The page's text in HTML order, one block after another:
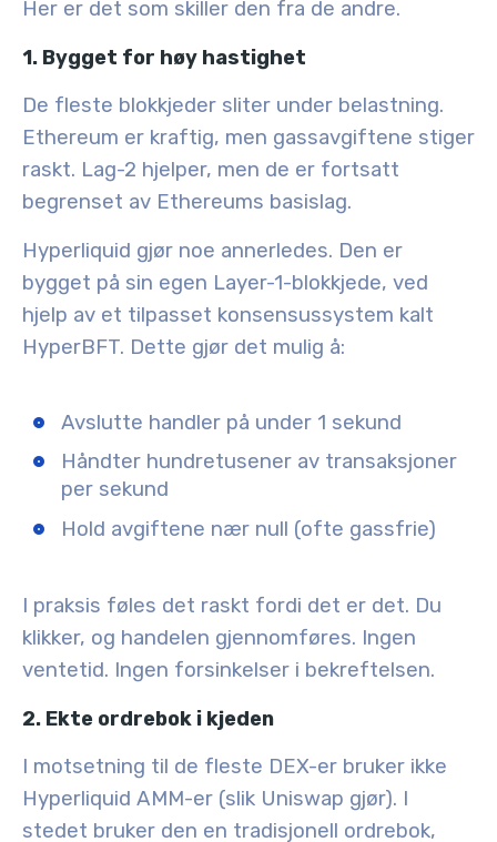
Her er det som skiller den fra de andre.
1. Bygget for høy hastighet
De fleste blokkjeder sliter under belastning.
Ethereum er kraftig, men gassavgiftene stiger
raskt. Lag-2 hjelper, men de er fortsatt
begrenset av Ethereums basislag.
Hyperliquid gjør noe annerledes. Den er
bygget på sin egen Layer-1-blokkjede, ved
hjelp av et tilpasset konsensussystem kalt
HyperBFT. Dette gjør det mulig å:
Avslutte handler på under 1 sekund
Håndter hundretusener av transaksjoner
per sekund
Hold avgiftene nær null (ofte gassfrie)
I praksis føles det raskt fordi det er det. Du
klikker, og handelen gjennomføres. Ingen
ventetid. Ingen forsinkelser i bekreftelsen.
2. Ekte ordrebok i kjeden
I motsetning til de fleste DEX-er bruker ikke
Hyperliquid AMM-er (slik Uniswap gjør). I
stedet bruker den en tradisjonell ordrebok,